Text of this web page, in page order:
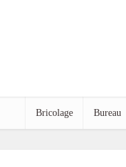
Bricolage Bureau